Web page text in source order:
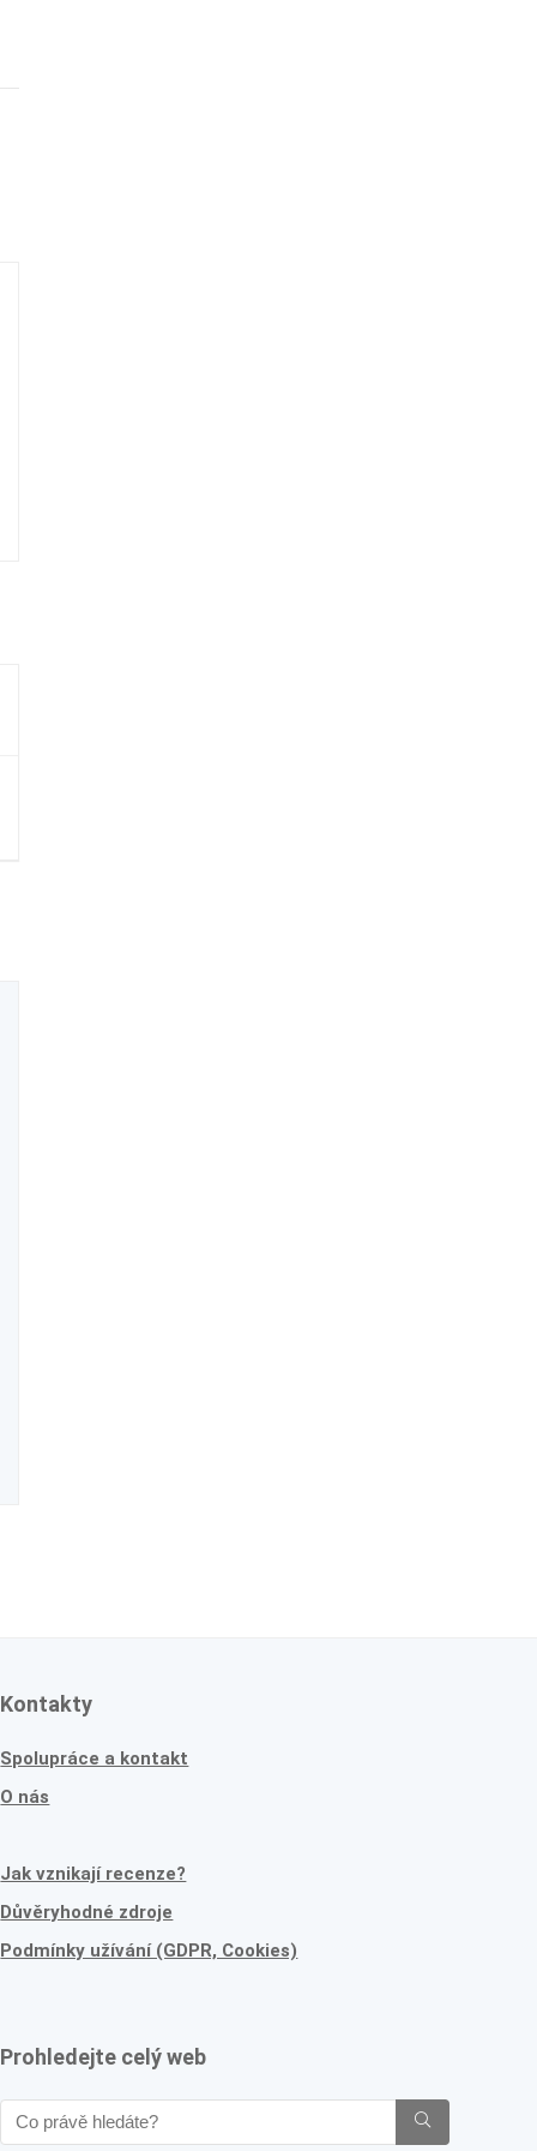
Kontakty
Spolupráce a kontakt
O nás
Jak vznikají recenze?
Důvěryhodné zdroje
Podmínky užívání (GDPR, Cookies)
Prohledejte celý web